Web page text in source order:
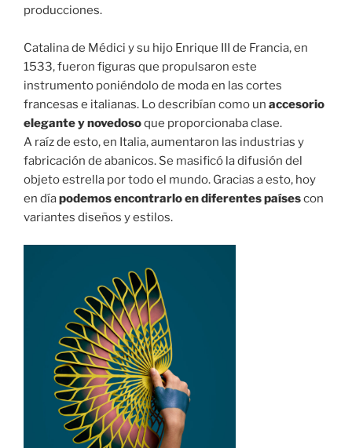
producciones.⁣
Catalina de Médici y su hijo Enrique III de Francia, en
1533, fueron figuras que propulsaron este
instrumento poniéndolo de moda en las cortes
francesas e italianas. Lo describían como un accesorio
elegante y novedosoque proporcionaba clase. ⁣
A raíz de esto, en Italia, aumentaron las industrias y
fabricación de abanicos. Se masificó la difusión del
objeto estrella por todo el mundo. Gracias a esto, hoy
en díapodemos encontrarlo en diferentes paísescon
variantes diseños y estilos.